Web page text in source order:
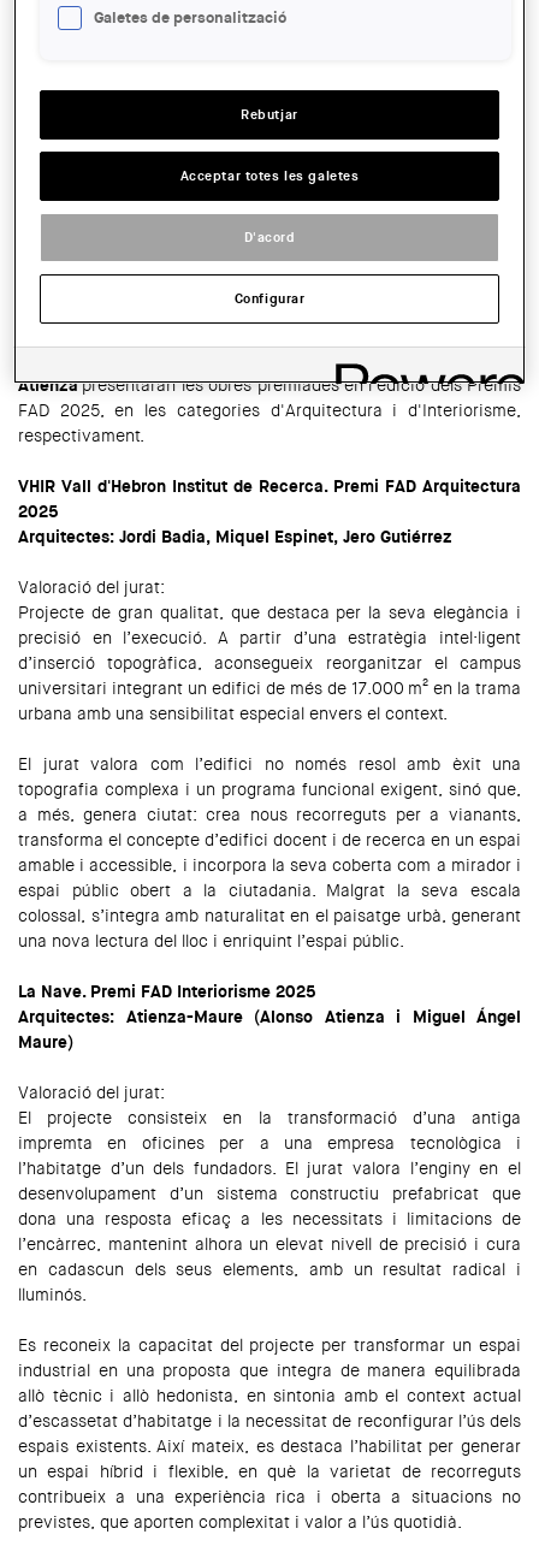
ACCIONS
Sala d'Actes del COAC Lleida
HORARI:
COMPARTIR
dijous 4 de juny a les 19:30 h
, tindrà lloc a la sala d'actes de
la Demarcació de Lleida una sessió enmarcada en l'exposició
Miquel Espinet i Alonso
Atienzapresentaran les obres premiades en l'edició dels Premis
FAD 2025, en les categories d'Arquitectura i d'Interiorisme,
respectivament.
VHIR Vall d'Hebron Institut de Recerca. Premi FAD Arquitectura
2025
Arquitectes: Jordi Badia, Miquel Espinet, Jero Gutiérrez
Valoració del jurat:
Projecte de gran qualitat, que destaca per la seva elegància i
precisió en l’execució. A partir d’una estratègia intel·ligent
d’inserció topogràfica, aconsegueix reorganitzar el campus
universitari integrant un edifici de més de 17.000 m² en la trama
urbana amb una sensibilitat especial envers el context.
El jurat valora com l’edifici no només resol amb èxit una
topografia complexa i un programa funcional exigent, sinó que,
a més, genera ciutat: crea nous recorreguts per a vianants,
transforma el concepte d’edifici docent i de recerca en un espai
amable i accessible, i incorpora la seva coberta com a mirador i
espai públic obert a la ciutadania. Malgrat la seva escala
colossal, s’integra amb naturalitat en el paisatge urbà, generant
una nova lectura del lloc i enriquint l’espai públic.
La Nave. Premi FAD Interiorisme 2025
Arquitectes: Atienza-Maure (Alonso Atienza i Miguel Ángel
Maure)
Valoració del jurat:
El projecte consisteix en la transformació d’una antiga
impremta en oficines per a una empresa tecnològica i
l’habitatge d’un dels fundadors. El jurat valora l’enginy en el
desenvolupament d’un sistema constructiu prefabricat que
dona una resposta eficaç a les necessitats i limitacions de
l’encàrrec, mantenint alhora un elevat nivell de precisió i cura
en cadascun dels seus elements, amb un resultat radical i
lluminós.
Es reconeix la capacitat del projecte per transformar un espai
industrial en una proposta que integra de manera equilibrada
allò tècnic i allò hedonista, en sintonia amb el context actual
d’escassetat d’habitatge i la necessitat de reconfigurar l’ús dels
espais existents. Així mateix, es destaca l’habilitat per generar
un espai híbrid i flexible, en què la varietat de recorreguts
contribueix a una experiència rica i oberta a situacions no
previstes, que aporten complexitat i valor a l’ús quotidià.
Galetes de personalització
Rebutjar
Acceptar totes les galetes
D'acord
Configurar